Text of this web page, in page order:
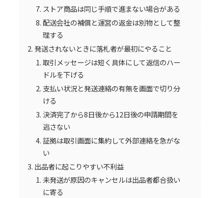
ストア商品は同じ手順で進まない場合がある
配送会社の補償と運営の返金は別物として整
理する
発送されないときに落札者が最初にやること
取引メッセージは短く具体にして返信のハー
ドルを下げる
支払い状況と発送連絡の有無を画面で切り分
ける
決済完了から8日後から12日後の申請期間を
逃さない
証拠は取引画面に集約して外部連絡を急がな
い
出品者に起こりやすい不利益
未発送が原因のキャンセルは出品者都合扱い
に寄る